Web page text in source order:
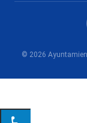
© 2026